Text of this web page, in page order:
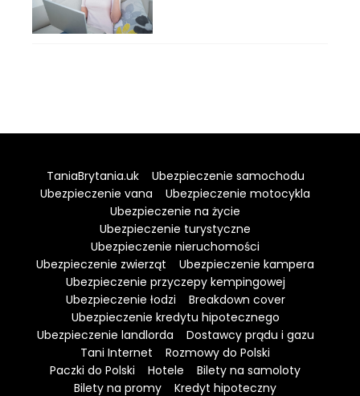
TaniaBrytania.uk
Ubezpieczenie samochodu
Ubezpieczenie vana
Ubezpieczenie motocykla
Ubezpieczenie na życie
Ubezpieczenie turystyczne
Ubezpieczenie nieruchomości
Ubezpieczenie zwierząt
Ubezpieczenie kampera
Ubezpieczenie przyczepy kempingowej
Ubezpieczenie łodzi
Breakdown cover
Ubezpieczenie kredytu hipotecznego
Ubezpieczenie landlorda
Dostawcy prądu i gazu
Tani Internet
Rozmowy do Polski
Paczki do Polski
Hotele
Bilety na samoloty
Bilety na promy
Kredyt hipoteczny